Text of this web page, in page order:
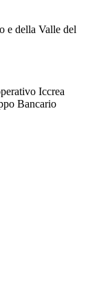
e della Valle del
Iccrea
Bancario